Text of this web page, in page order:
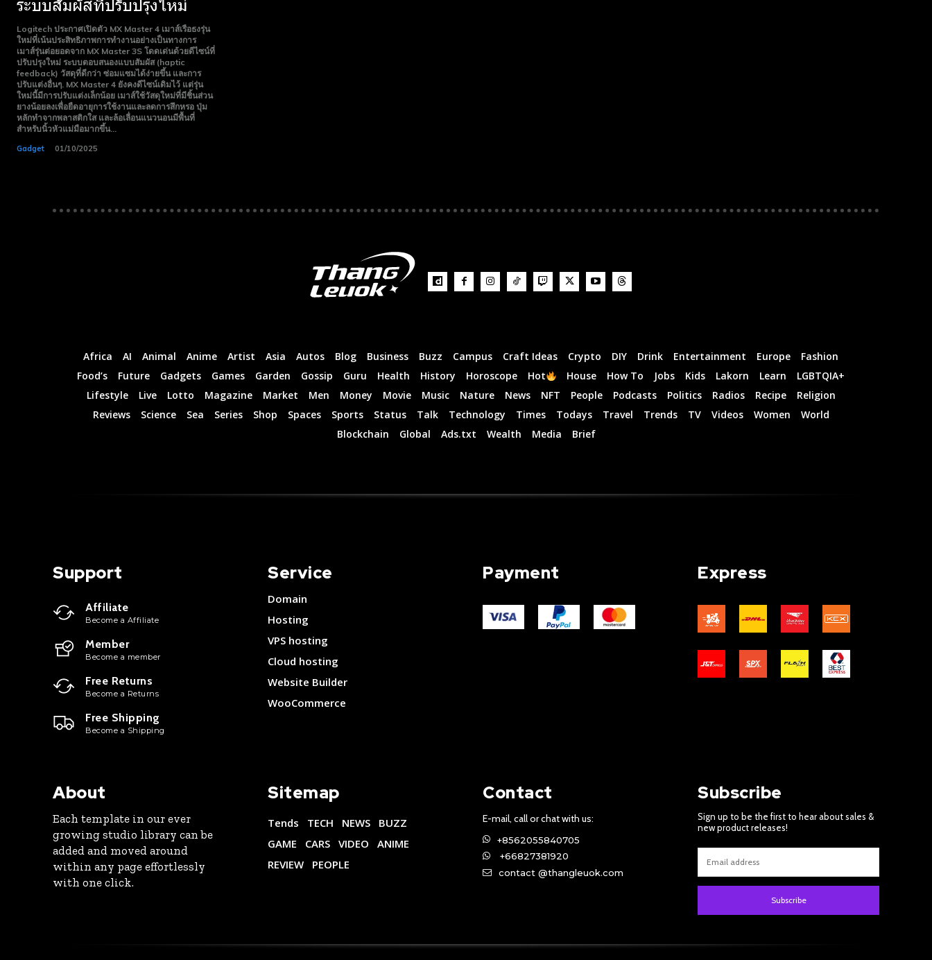
Free
15 Day
Trial
Monthly or
Yearly
Memberships
Rated
Free
15 Day
Trial
Monthly or
Yearly
Memberships
Rated
Logitech ประกาศเปิดตัว MX Master 4 เมาส์เรือธงรุ่น
ใหม่ที่เน้นประสิทธิภาพการทำงานอย่างเป็นทางการ
เมาส์รุ่นต่อยอดจาก MX Master 3S โดดเด่นด้วยดีไซน์ที่
ปรับปรุงใหม่ ระบบตอบสนองแบบสัมผัส (haptic
feedback) วัสดุที่ดีกว่า ซ่อมแซมได้ง่ายขึ้น และการ
ปรับแต่งอื่นๆ. MX Master 4 ยังคงดีไซน์เดิมไว้ แต่รุ่น
ใหม่นี้มีการปรับแต่งเล็กน้อย เมาส์ใช้วัสดุใหม่ที่มีชิ้นส่วน
ยางน้อยลงเพื่อยืดอายุการใช้งานและลดการสึกหรอ ปุ่ม
หลักทำจากพลาสติกใส และล้อเลื่อนแนวนอนมีพื้นที่
สำหรับนิ้วหัวแม่มือมากขึ้น...
Gadget 01/10/2025
Africa AI Animal Anime Artist Asia Autos Blog Business Buzz Campus Craft Ideas Crypto DIY Drink Entertainment Europe
Fashion
Food’s
Future Gadgets Games Garden Gossip Guru Health History Horoscope Hot House How To Jobs Kids Lakorn Learn
LGBTQIA+
Lifestyle
Live Lotto Magazine Market Men Money Movie Music Nature News NFT People Podcasts Politics Radios Recipe
Religion
Reviews
Science Sea Series Shop Spaces Sports Status Talk Technology Times Todays Travel Trends TV Videos Women
World
Blockchain
Global Ads.txt Wealth Media Brief
Support
Affiliate
Become a Affiliate
Member
Become a member
Free Returns
Become a Returns
Free Shipping
Become a Shipping
Service
Domain
Hosting
VPS hosting
Cloud hosting
Website Builder
WooCommerce
Payment Express
About
Each template in our ever
growing studio library can be
added and moved around
within any page effortlessly
with one click.
Sitemap
Tends TECH NEWS
BUZZ
GAME
CARS VIDEO
ANIME
REVIEW
PEOPLE
Contact
E-mail, call or chat with us:
+8562055840705
+66827381920
contact @thangleuok.com
Subscribe
Sign up to be the first to hear about sales &
new product releases!
Subscribe